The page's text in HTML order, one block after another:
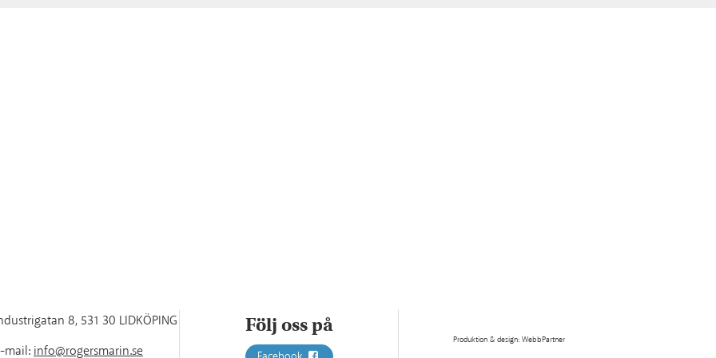
8, 531 30 LIDKÖPING
mail:info@rogersmarin.se
Följ oss på
Produktion & design: WebbPartner